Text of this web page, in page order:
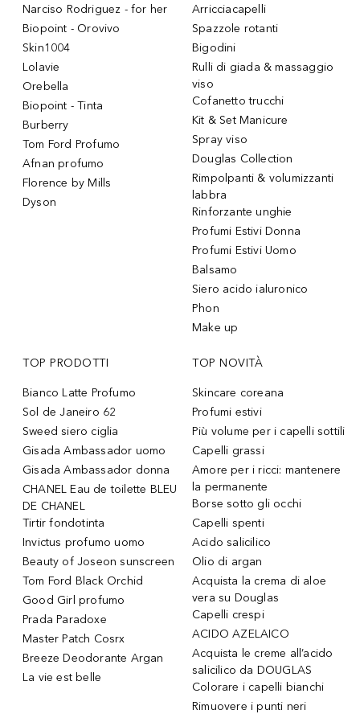
Narciso Rodriguez - for her
Biopoint - Orovivo
Skin1004
Lolavie
Orebella
Biopoint - Tinta
Burberry
Tom Ford Profumo
Afnan profumo
Florence by Mills
Dyson
Arricciacapelli
Spazzole rotanti
Bigodini
Rulli di giada & massaggio
viso
Cofanetto trucchi
Kit & Set Manicure
Spray viso
Douglas Collection
Rimpolpanti & volumizzanti
labbra
Rinforzante unghie
Profumi Estivi Donna
Profumi Estivi Uomo
Balsamo
Siero acido ialuronico
Phon
Make up
TOP PRODOTTI
Bianco Latte Profumo
Sol de Janeiro 62
Sweed siero ciglia
Gisada Ambassador uomo
Gisada Ambassador donna
CHANEL Eau de toilette BLEU
DE CHANEL
Tirtir fondotinta
Invictus profumo uomo
Beauty of Joseon sunscreen
Tom Ford Black Orchid
Good Girl profumo
Prada Paradoxe
Master Patch Cosrx
Breeze Deodorante Argan
La vie est belle
TOP NOVITÀ
Skincare coreana
Profumi estivi
Più volume per i capelli sottili
Capelli grassi
Amore per i ricci: mantenere
la permanente
Borse sotto gli occhi
Capelli spenti
Acido salicilico
Olio di argan
Acquista la crema di aloe
vera su Douglas
Capelli crespi
ACIDO AZELAICO
Acquista le creme all’acido
salicilico da DOUGLAS
Colorare i capelli bianchi
Rimuovere i punti neri